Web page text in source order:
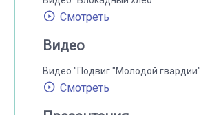
Смотреть
Видео
Видео "Подвиг "Молодой гвардии"
Смотреть